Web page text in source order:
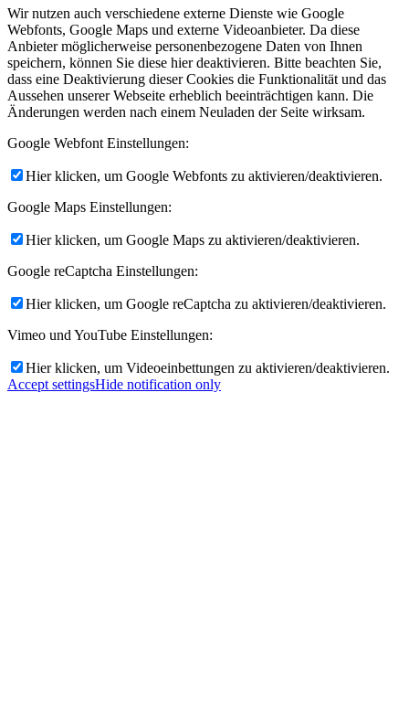
Wir nutzen auch verschiedene externe Dienste wie Google
Webfonts, Google Maps und externe Videoanbieter. Da diese
Anbieter möglicherweise personenbezogene Daten von Ihnen
speichern, können Sie diese hier deaktivieren. Bitte beachten Sie,
dass eine Deaktivierung dieser Cookies die Funktionalität und das
Aussehen unserer Webseite erheblich beeinträchtigen kann. Die
Änderungen werden nach einem Neuladen der Seite wirksam.
Google Webfont Einstellungen:
Hier klicken, um Google Webfonts zu aktivieren/deaktivieren.
Google Maps Einstellungen:
Hier klicken, um Google Maps zu aktivieren/deaktivieren.
Google reCaptcha Einstellungen:
Hier klicken, um Google reCaptcha zu aktivieren/deaktivieren.
Vimeo und YouTube Einstellungen:
Hier klicken, um Videoeinbettungen zu aktivieren/deaktivieren.
Accept settingsHide notification only